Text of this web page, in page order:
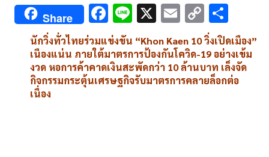
Share F
ac
e
b
o
Li
n
e
X E
m
ai
l
C
o
py
Li
n
h
ar
e
นักวิ่งทั่วไทยร่วมแข่งขัน “Khon Kaen 10 วิ่งเปิดเมือง”
เนืองแน่น ภายใต้มาตรการป้องกันโควิด-19 อย่างเข้ม
งวด หอการค้าคาดเงินสะพัดกว่า 10 ล้านบาท เล็งจัด
กิจกรรมกระตุ้นเศรษฐกิจรับมาตรการคลายล็อกต่อ
เนื่อง